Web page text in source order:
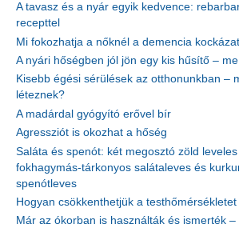
A tavasz és a nyár egyik kedvence:
recepttel
Mi fokozhatja a nőknél a demencia
A nyári hőségben jól jön egy kis hűsítő –
Kisebb égési sérülések az otthonunkban –
léteznek?
A madárdal gyógyító erővel bír
Agressziót is okozhat a hőség
Saláta és spenót: két megosztó zöld
fokhagymás-tárkonyos salátaleves és
spenótleves
Hogyan csökkenthetjük a
Már az ókorban is használták és ismerték –